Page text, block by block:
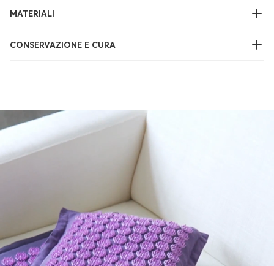
MATERIALI
CONSERVAZIONE E CURA